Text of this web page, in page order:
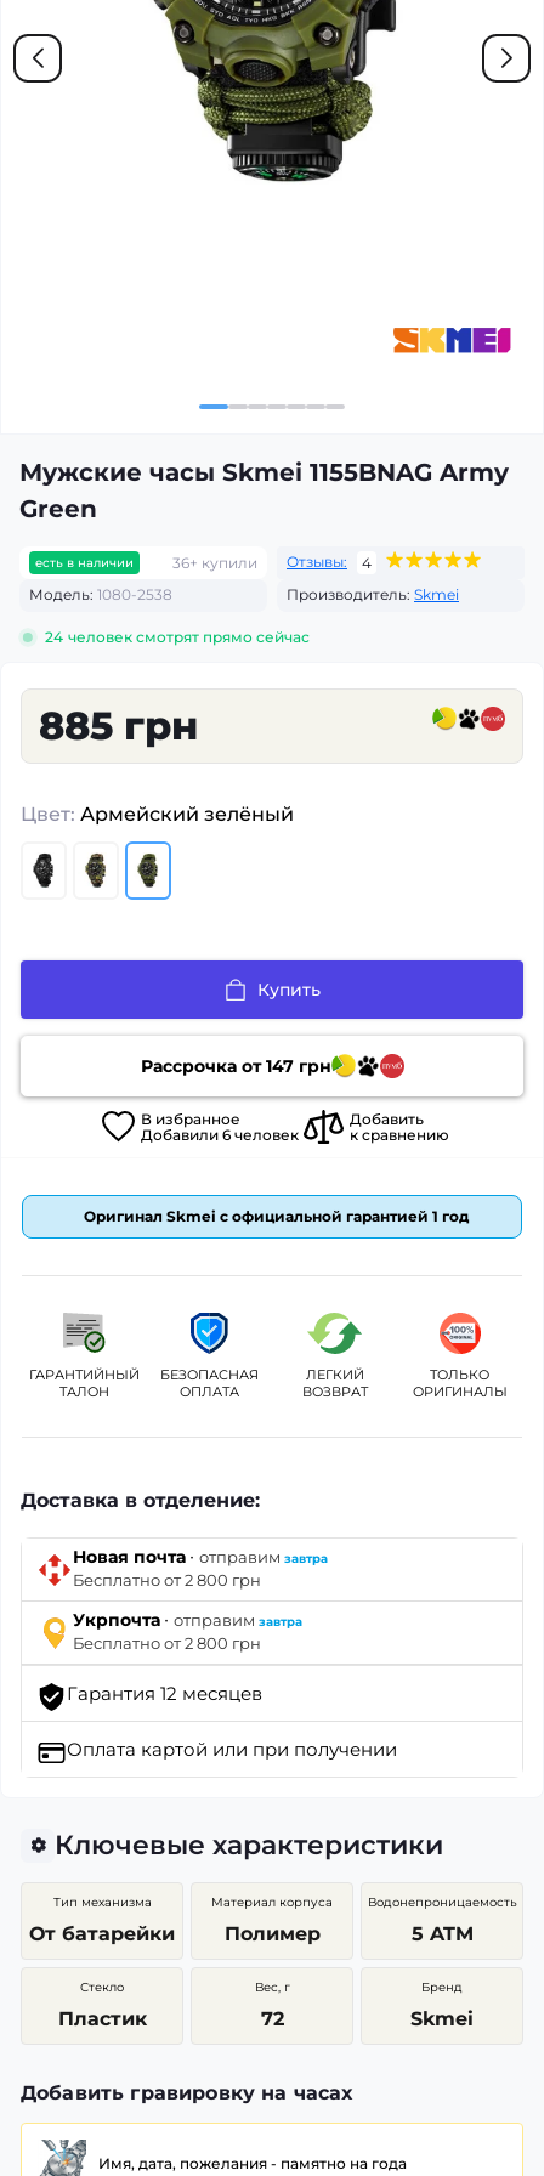
Мужские часы Skmei 1155BNAG Army
Green
есть в наличии 36+ купили Отзывы:
4
Модель: 1080-2538 Производитель: Skmei
24 человек смотрят прямо сейчас
885 грн
Цвет: Армейский зелёный
Купить
Рассрочка от147грн
В избранное
Добавили 6 человек
Добавить
к сравнению
Оригинал Skmei с официальной гарантией 1 год
ГАРАНТИЙНЫЙ
ТАЛОН
БЕЗОПАСНАЯ
ОПЛАТА
ЛЕГКИЙ
ВОЗВРАТ
ТОЛЬКО
ОРИГИНАЛЫ
Доставка в отделение:
Новая почта · отправим завтра
Бесплатно от 2 800 грн
Укрпочта · отправим завтра
Бесплатно от 2 800 грн
Гарантия 12 месяцев
Оплата картой или при получении
Ключевые характеристики
Тип механизма
От батарейки
Материал корпуса
Полимер
Водонепроницаемость
5 ATM
Стекло
Пластик
Вес, г
72
Бренд
Skmei
Добавить гравировку на часах
Имя, дата, пожелания - памятно на года